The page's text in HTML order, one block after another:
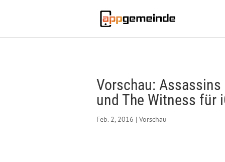
Vorschau:
und The Witness für
Feb. 2, 2016 | Vorschau